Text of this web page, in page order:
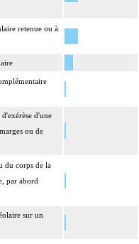
retenue ou à
d'une
ou de
du corps de la
par abord
sur un